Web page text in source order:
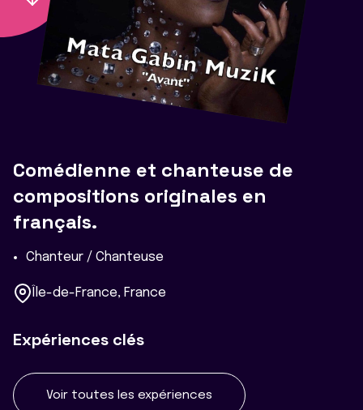
Comédienne et chanteuse de
compositions originales en
français.
Chanteur / Chanteuse
Île-de-France, France
Expériences clés
Voir toutes les expériences